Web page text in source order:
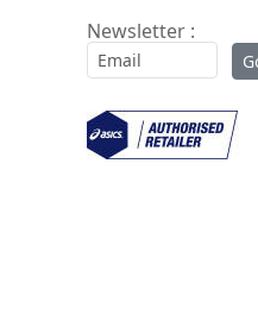
Newsletter :